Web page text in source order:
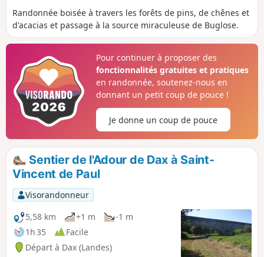
Randonnée boisée à travers les forêts de pins, de chênes et
d'acacias et passage à la source miraculeuse de Buglose.
Pour continuer à proposer des
fonctionnalités gratuites et pratiques
en randonnée, soutenez-nous en
donnant un petit coup de pouce !
Je donne un coup de pouce
Sentier de l'Adour de Dax à Saint-
Vincent de Paul
Visorandonneur
5,58 km
+1 m
-1 m
1h 35
Facile
Départ à Dax (Landes)